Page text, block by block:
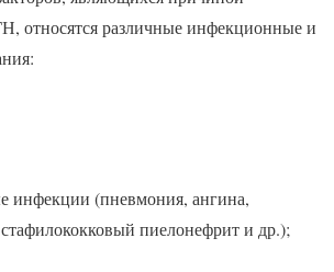
относятся различные инфекционные и
инфекции (пневмония, ангина,
пиелонефрит и др.);